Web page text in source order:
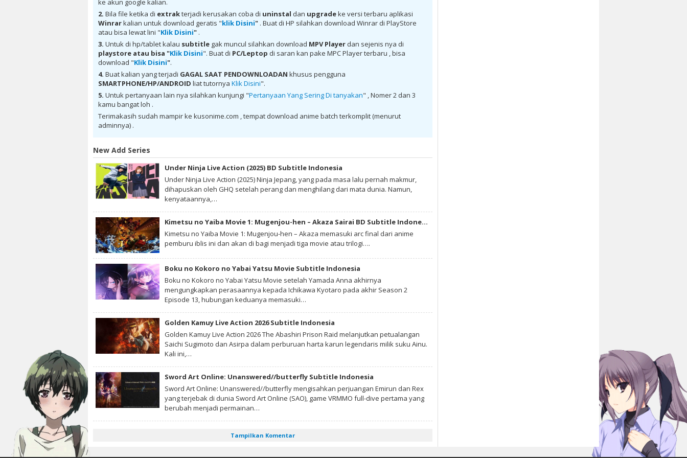
donwload Otome Youkai Zakuro Batch Subtitle Indonesia sub indo, download Otome Youkai Zakuro Batch
Subtitle Indonesia batch google drive, download Otome Youkai Zakuro Batch Subtitle Indonesia batch Mega ,
donwload Otome Youkai Zakuro Batch Subtitle Indonesia MKV 480P , donwload Otome Youkai Zakuro Batch
Subtitle Indonesia MKV 720P , donwload Otome Youkai Zakuro Batch Subtitle Indonesia , donwload Otome
Youkai Zakuro Batch Subtitle Indonesia anime batch, donwload Otome Youkai Zakuro Batch Subtitle
Indonesia sub indo, donwload Otome Youkai Zakuro Batch Subtitle Indonesia , donwload Otome Youkai
Zakuro Batch Subtitle Indonesia batch sub indo , download anime Otome Youkai Zakuro Batch Subtitle
Indonesia , anime Otome Youkai Zakuro Batch Subtitle Indonesia , download anime mp4 , mkv , 3gp sub indo ,
download anime sub indo , download anime sub indo Otome Youkai Zakuro Batch Subtitle Indonesia
ke akun google kalian.
2. Bila file ketika di extrakterjadi kerusakan coba di uninstal dan upgradeke versi terbaru aplikasi
Winrarkalian untuk download geratis "klik Disini" . Buat di HP silahkan download Winrar di PlayStore
atau bisa lewat lini "Klik Disini" .
3. Untuk di hp/tablet kalau subtitle gak muncul silahkan download MPV Player dan sejenis nya di
playstore atau bisa "Klik Disini". Buat di PC/Leptop di saran kan pake MPC Player terbaru , bisa
download "Klik Disini".
4. Buat kalian yang terjadi GAGAL SAAT PENDOWNLOADAN khusus pengguna
SMARTPHONE/HP/ANDROID liat tutornya Klik Disini".
5. Untuk pertanyaan lain nya silahkan kunjungi "Pertanyaan Yang Sering Di tanyakan" , Nomer 2 dan 3
kamu bangat loh .
Terimakasih sudah mampir ke kusonime.com , tempat download anime batch terkomplit (menurut
adminnya) .
New Add Series
Under Ninja Live Action (2025) BD Subtitle Indonesia
Under Ninja Live Action (2025) Ninja Jepang, yang pada masa lalu pernah makmur,
dihapuskan oleh GHQ setelah perang dan menghilang dari mata dunia. Namun,
kenyataannya,…
Kimetsu no Yaiba Movie 1: Mugenjou-hen – Akaza Sairai BD Subtitle Indonesia
Kimetsu no Yaiba Movie 1: Mugenjou-hen – Akaza memasuki arc final dari anime
pemburu iblis ini dan akan di bagi menjadi tiga movie atau trilogi….
Boku no Kokoro no Yabai Yatsu Movie Subtitle Indonesia
Boku no Kokoro no Yabai Yatsu Movie setelah Yamada Anna akhirnya
mengungkapkan perasaannya kepada Ichikawa Kyotaro pada akhir Season 2
Episode 13, hubungan keduanya memasuki…
Golden Kamuy Live Action 2026 Subtitle Indonesia
Golden Kamuy Live Action 2026 The Abashiri Prison Raid melanjutkan petualangan
Saichi Sugimoto dan Asirpa dalam perburuan harta karun legendaris milik suku Ainu.
Kali ini,…
Sword Art Online: Unanswered//butterfly Subtitle Indonesia
Sword Art Online: Unanswered//butterfly mengisahkan perjuangan Emirun dan Rex
yang terjebak di dunia Sword Art Online (SAO), game VRMMO full-dive pertama yang
berubah menjadi permainan…
Tampilkan Komentar